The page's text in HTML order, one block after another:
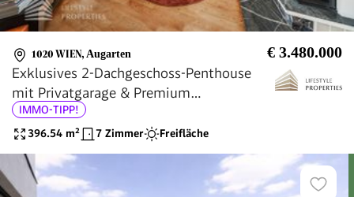
1020 WIEN, Augarten € 3.480.000
Exklusives 2-Dachgeschoss-Penthouse
mit Privatgarage & Premium
Vollausstattung, Nähe Augarten
IMMO-TIPP!
396.54 m² 7 Zimmer Freifläche